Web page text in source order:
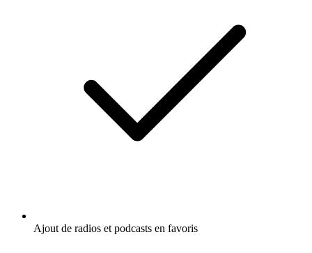
Ajout de radios et podcasts en favoris